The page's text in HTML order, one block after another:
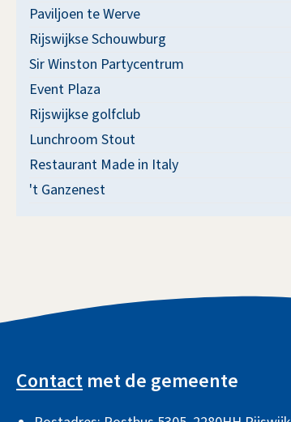
Paviljoen te Werve
Rijswijkse Schouwburg
Sir Winston Partycentrum
Event Plaza
Rijswijkse golfclub
Lunchroom Stout
Restaurant Made in Italy
't Ganzenest
Contact met de gemeente